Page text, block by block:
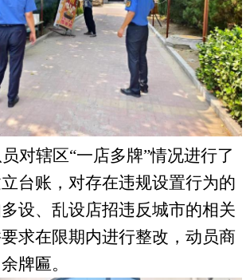
对辖区“一店多牌”情况进行了
台账，对存在违规设置行为的
设、乱设店招违反城市的相关
求在限期内进行整改，动员商
牌匾。